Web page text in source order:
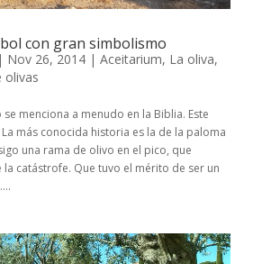
con gran simbolismo
| Nov 26, 2014| Aceitarium, La oliva,
olivas
se menciona a menudo en la Biblia. Este
más conocida historia es la de la paloma
una rama de olivo en el pico, que
la catástrofe. Que tuvo el mérito de ser un